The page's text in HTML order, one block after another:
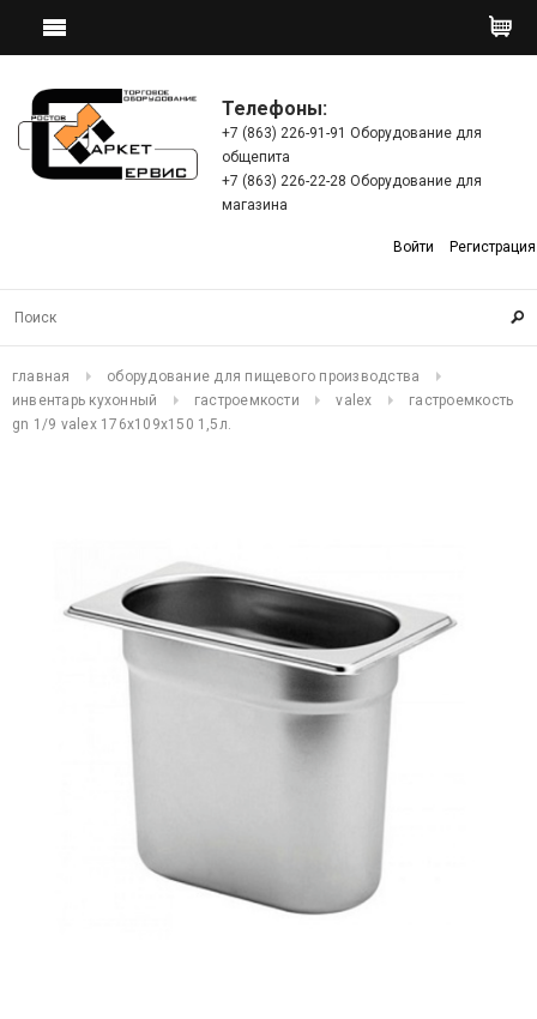
Телефоны:
+7 (863) 226-91-91 Оборудование для
общепита
+7 (863) 226-22-28 Оборудование для
магазина
Войти Регистрация
главная
оборудование для пищевого производства
инвентарь кухонный
гастроемкости valex
гастроемкость
gn 1/9 valex 176х109х150 1,5л.